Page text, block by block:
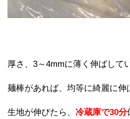
厚さ、3～4mmに薄く伸ばして
麺棒があれば、均等に綺麗に伸
生地が伸びたら、 冷蔵庫で30分